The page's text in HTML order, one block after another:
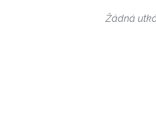
Žádná